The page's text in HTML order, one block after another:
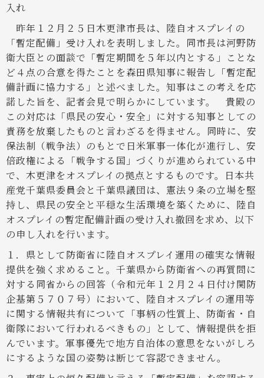
入れ
昨年１２月２５日木更津市長は、陸自オスプレイの
「暫定配備」受け入れを表明しました。同市長は河野防
衛大臣との面談で「暫定期間を５年以内とする」ことな
ど４点の合意を得たことを森田県知事に報告し「暫定配
備計画に協力する」と述べました。知事はこの考えを応
諾した旨を、記者会見で明らかにしています。
貴殿の
この対応は「県民の安心・安全」に対する知事としての
責務を放棄したものと言わざるを得ません。同時に、安
保法制（戦争法）のもとで日米軍事一体化が進行し、安
倍政権による「戦争する国」づくりが進められている中
で、木更津をオスプレイの拠点とするものです。日本共
産党千葉県委員会と千葉県議団は、憲法９条の立場を堅
持し、県民の安全と平穏な生活環境を築くために、陸自
オスプレイの暫定配備計画の受け入れ撤回を求め、以下
の申し入れを行います。
１．県として防衛省に陸自オスプレイ運用の確実な情報
提供を強く求めること。 千葉県から防衛省への再質問に
対する同省からの回答（令和元年１２月２４日付け関防
企基第５７０７号）において、陸自オスプレイの運用等
に関する情報共有について「事柄の性質上、防衛省・自
衛隊において行われるべきもの」として、情報提供を拒
んでいます。軍事優先で地方自治体の意思をないがしろ
にするような国の姿勢は断じて容認できません。